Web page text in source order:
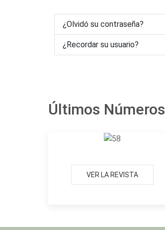
¿Olvidó su contraseña?
¿Recordar su usuario?
Últimos Números
VER LA REVISTA